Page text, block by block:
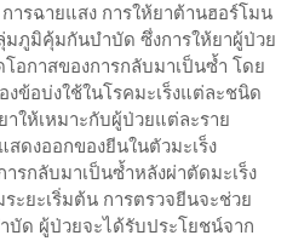
ารฉายแสง การให้ยาต้านฮอร์โมน
มภูมิคุ้มกันบำบัด ซึ่งการให้ยาผู้ป่วย
อกาสของการกลับมาเป็นซ้ำ โดย
ข้อบ่งใช้ในโรคมะเร็งแต่ละชนิด
าให้เหมาะกับผู้ป่วยแต่ละราย
สดงออกของยีนในตัวมะเร็ง
รกลับมาเป็นซ้ำหลังผ่าตัดมะเร็ง
ะยะเริ่มต้น การตรวจยีนจะช่วย
บัด ผู้ป่วยจะได้รับประโยชน์จาก